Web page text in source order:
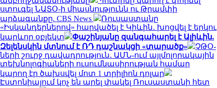
ստուգել ՆԱՏՕ-ի միասնությունն ու Թրամփի
արձագանքը. CBS News
Ռուսաստանը
«Իսկանդերներով» հարվածել է Կիևին․ խոցվել է երկու
կարևոր օբյեկտ
Փաշինյանը զանգահարել է Ալիևին.
Զելենսկին մտնում է ՌԴ դաշնակցի «տարածք»
ՉԹՕ-
ների շուրջ դավադրություն․ ԱՄՆ-ում այլմոլորակային
տեխնոլոգիաների ուսումնասիրության համար
կարող էր ծախսվել մոտ 1 տրիլիոն դոլար
Էստոնիայում կոչ են արել փակել Ռուսաստանի հետ